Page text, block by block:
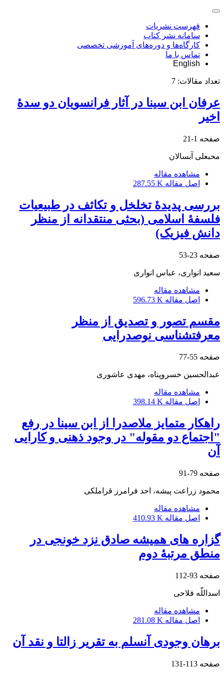
فهرست نشریات
سامانه نشر کتاب
کارگاه‌ها و دوره‌های آموزشی تخصصی
تماس با ما
English
تعداد مقالات: 7
عرفان ابن سینا در آثار فرانسویان دو سدۀ
اخیر
صفحه 1-21
محبعلی آبسالان
مشاهده مقاله
اصل مقاله 287.55 K
بررسی پدیدۀ تخلخل و تکاثف در طبیعیات
فلسفۀ اسلامی (بحثی منتقدانه از منظر
دانش فیزیک)
صفحه 23-53
سعید انواری، عباس انواری
مشاهده مقاله
اصل مقاله 596.73 K
مقسم تصور و تصدیق از منظر
معرفتشناسی نوصدرایی
صفحه 55-77
عبدالحسین خسروپناه، مهدی عاشوری
مشاهده مقاله
اصل مقاله 398.14 K
راهکار متمایز ملاصدرا از ابن سینا در رفع
"اجتماع دو مقوله" در وجود ذهنی و کارایی
آن
صفحه 79-91
محمود زراعت پیشه، احد فرامرز قراملکی
مشاهده مقاله
اصل مقاله 410.93 K
گزاره های همیشه صادق نزد خونجی در
منطق مرتبۀ دوم
صفحه 93-112
اسداللّه فلاحی
مشاهده مقاله
اصل مقاله 281.08 K
برهان وجودی آنسلم به تقریر زالتا و نقد آن
صفحه 113-131